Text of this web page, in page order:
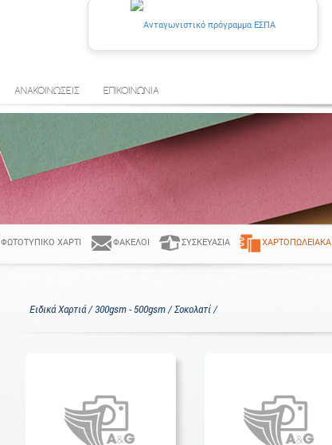
ΑΝΑΚΟΙΝΩΣΕΙΣ ΕΠΙΚΟΙΝΩΝΙΑ
ΦΩΤΟΤΥΠΙΚΌ ΧΑΡΤΊ ΦΆΚΕΛΟΙ ΣΥΣΚΕΥΑΣΊΑ ΧΑΡΤΟΠΩΛΕΙΑΚΆ
Ειδικά Χαρτιά / 300gsm - 500gsm / Σοκολατί /